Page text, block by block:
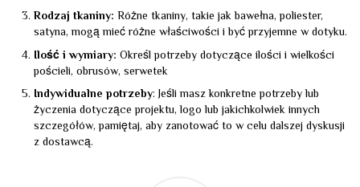
Rodzaj tkaniny: Różne tkaniny, takie jak bawełna, poliester,
satyna, mogą mieć różne właściwości i być przyjemne w dotyku.
Ilość i wymiary: Określ potrzeby dotyczące ilości i wielkości
pościeli, obrusów, serwetek
Indywidualne potrzeby: Jeśli masz konkretne potrzeby lub
życzenia dotyczące projektu, logo lub jakichkolwiek innych
szczegółów, pamiętaj, aby zanotować to w celu dalszej dyskusji
z dostawcą.